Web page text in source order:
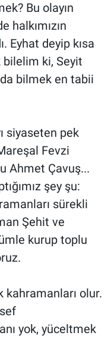
Bu olayın
halkımızın
Eyhat deyip kısa
bilelim ki, Seyit
bilmek en tabii
siyaseten pek
Fevzi
Ahmet Çavuş...
şey şu:
sürekli
Şehit ve
kurup toplu
kahramanları olur.
yok, yüceltmek